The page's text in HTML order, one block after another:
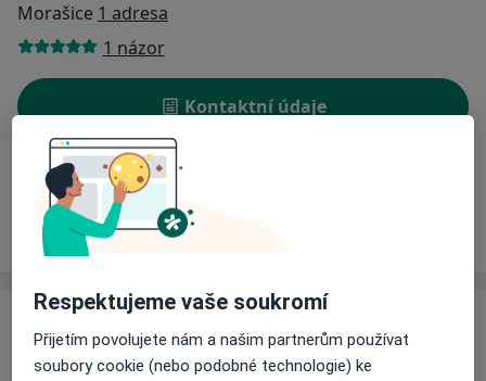
Morašice 1 adresa
1 názor
Kontaktní údaje
Rezervovat termín
Ceník Adresy
Informace o službách a cenách nejsou k dispozici
Respektujeme vaše soukromí
Přijetím povolujete nám a našim partnerům používat
soubory cookie (nebo podobné technologie) ke